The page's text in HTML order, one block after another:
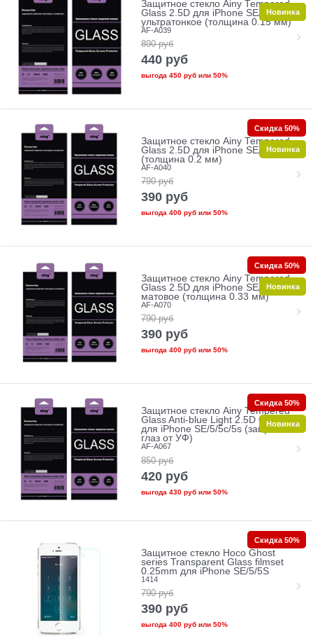
Защитное стекло Ainy Tempered
Glass 2.5D для iPhone SE/5/5c/5s
ультратонкое (толщина 0.15 мм)
AF-A039
890 руб
440 руб
выгода 450 рубили 50%
Новинка
Защитное стекло Ainy Tempered
Glass 2.5D для iPhone SE/5/5c/5s
(толщина 0.2 мм)
AF-A040
790 руб
390 руб
выгода 400 рубили 50%
Скидка 50%
Новинка
Защитное стекло Ainy Tempered
Glass 2.5D для iPhone SE/5/5c/5s
матовое (толщина 0.33 мм)
AF-A070
790 руб
390 руб
выгода 400 рубили 50%
Скидка 50%
Новинка
Защитное стекло Ainy Tempered
Glass Anti-blue Light 2.5D 0.33mm
для iPhone SE/5/5c/5s (защита
глаз от УФ)
AF-A067
850 руб
420 руб
выгода 430 рубили 50%
Скидка 50%
Новинка
Защитное стекло Hoco Ghost
series Transparent Glass filmset
0.25mm для iPhone SE/5/5S
1414
790 руб
390 руб
выгода 400 рубили 50%
Скидка 50%